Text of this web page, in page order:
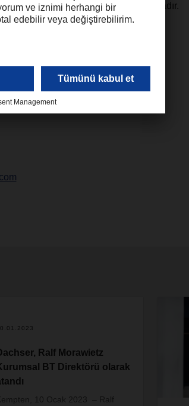
oynadıkları rolü vurgulamaktadır.
dinleyebilirsiniz. Hiçbir bölümü
podcast'lerine abone olun.
adresine bekliyoruz.
Ralf Morawietz
BT Direktörü olarak
10 Ocak 2023 – Ralf